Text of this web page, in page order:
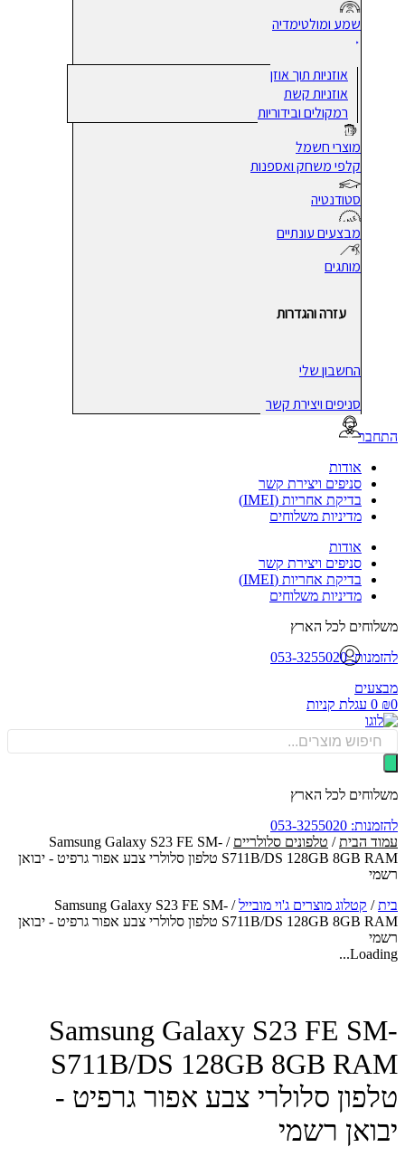
שמע ומולטימדיה
אוזניות תוך אוזן
אוזניות קשת
רמקולים ובידוריות
מוצרי חשמל
קלפי משחק ואספנות
סטודנטיה
מבצעים עונתיים
מותגים
עזרה והגדרות
החשבון שלי
סניפים ויצירת קשר
אודות
סניפים ויצירת קשר
בדיקת אחריות (IMEI)
מדיניות משלוחים
אודות
סניפים ויצירת קשר
בדיקת אחריות (IMEI)
מדיניות משלוחים
לכל הארץ
053-3255020
0 עגלת קניות
לכל הארץ
053-3255020
הבית/טלפונים סלולריים
/ Samsung Galaxy S23 FE SM-
S711B/DS 128GB 8GB RAM טלפון סלולרי צבע אפור גרפיט - יבואן
/קטלוג מוצרים ג'וי מובייל/
Samsung Galaxy S23 FE SM-
S711B/DS 128GB 8GB RAM טלפון סלולרי צבע אפור גרפיט - יבואן
Samsung Galaxy S23 FE
S711B/DS 128GB 8GB
סלולרי צבע אפור גרפיט -
רשמי